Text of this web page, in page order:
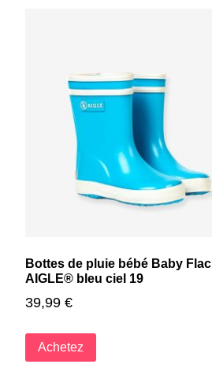
Bottes de pluie bébé Baby Flac
AIGLE® bleu ciel 19
39,99 €
Achetez